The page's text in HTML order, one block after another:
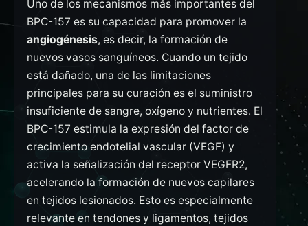
Uno de los mecanismos más importantes del
BPC-157 es su capacidad para promover la
angiogénesis, es decir, la formación de
nuevos vasos sanguíneos. Cuando un tejido
está dañado, una de las limitaciones
principales para su curación es el suministro
insuficiente de sangre, oxígeno y nutrientes. El
BPC-157 estimula la expresión del factor de
crecimiento endotelial vascular (VEGF) y
activa la señalización del receptor VEGFR2,
acelerando la formación de nuevos capilares
en tejidos lesionados. Esto es especialmente
relevante en tendones y ligamentos, tejidos